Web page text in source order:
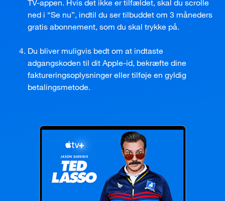
TV-appen. Hvis det ikke er tilfældet, skal du scrolle
ned i “Se nu”, indtil du ser tilbuddet om 3 måneders
gratis abonnement, som du skal trykke på.
Du bliver muligvis bedt om at indtaste
adgangskoden til dit Apple-id, bekræfte dine
faktureringsoplysninger eller tilføje en gyldig
betalingsmetode.